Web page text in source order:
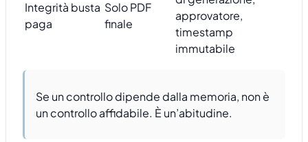
Integrità busta
paga
Solo PDF
finale
approvatore,
timestamp
immutabile
Se un controllo dipende dalla memoria, non è
un controllo affidabile. È un’abitudine.